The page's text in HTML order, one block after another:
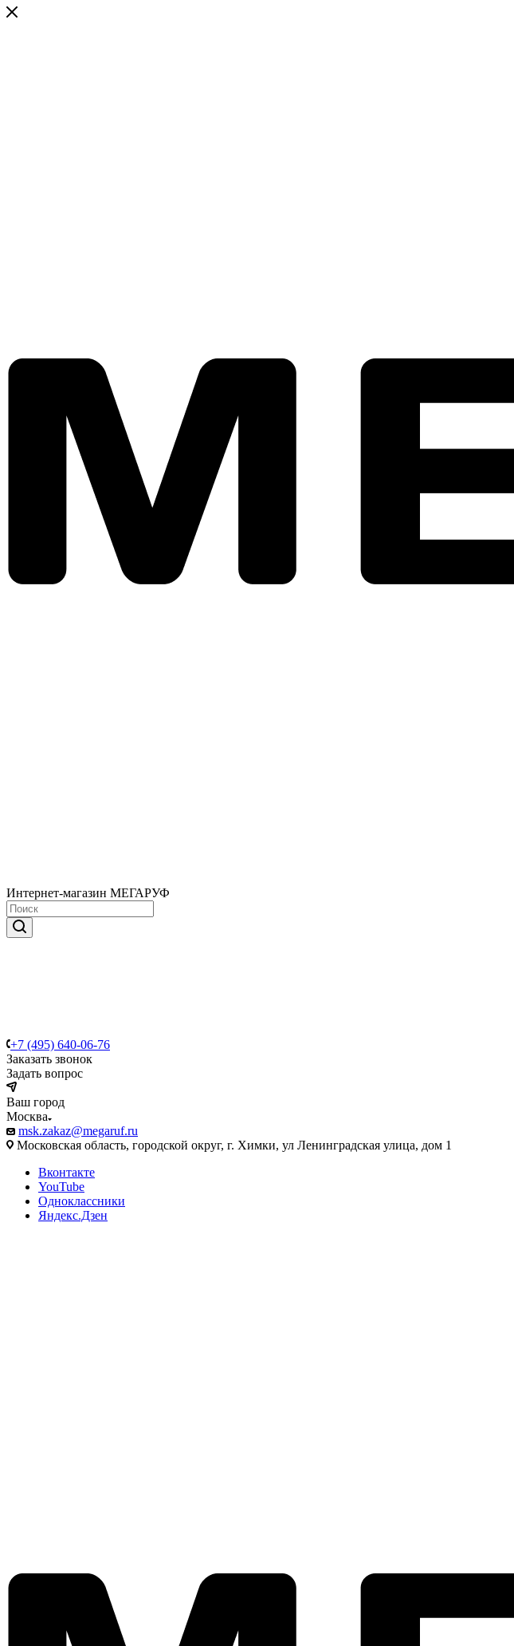
Интернет-магазин МЕГАРУФ
+7 (495) 640-06-76
Заказать звонок
Задать вопрос
Ваш город
Москва
msk.zakaz@megaruf.ru
Московская область, городской округ, г. Химки, ул Ленинградская улица, дом 1
Вконтакте
YouTube
Одноклассники
Яндекс.Дзен